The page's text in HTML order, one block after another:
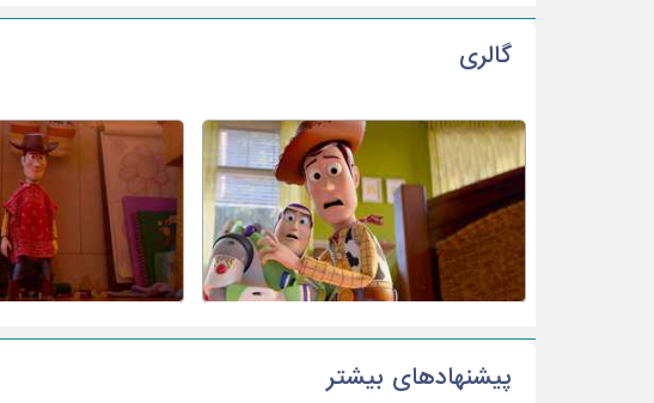
گالری
پیشنهادهای بیشتر